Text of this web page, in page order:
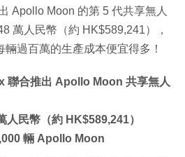
Apollo Moon 的第 5 代共享無人
萬人民幣（約 HK$589,241），
過百萬的生產成本便宜得多！
聯合推出 Apollo Moon 共享無人
人民幣（約 HK$589,241）
輛 Apollo Moon